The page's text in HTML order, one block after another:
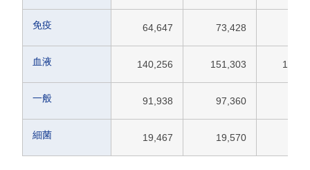
免疫 64,647 73,428
血液 140,256 151,303
一般 91,938 97,360
細菌 19,467 19,570